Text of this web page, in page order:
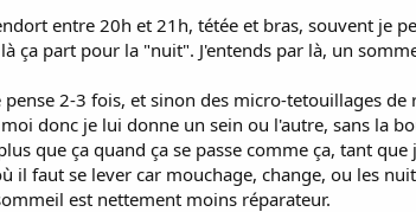
entre 20h et 21h, tétée et bras, souvent je
ça part pour la "nuit". J'entends par là, un
2-3 fois, et sinon des micro-tetouillages
donc je lui donne un sein ou l'autre, sans la
que ça quand ça se passe comme ça, tant
il faut se lever car mouchage, change, ou les
est nettement moins réparateur.